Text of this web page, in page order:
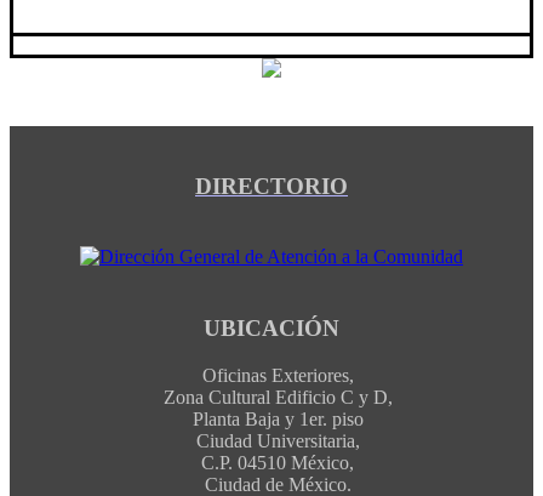
DIRECTORIO
UBICACIÓN
Oficinas Exteriores,
Zona Cultural Edificio C y D,
Planta Baja y 1er. piso
Ciudad Universitaria,
C.P. 04510 México,
Ciudad de México.